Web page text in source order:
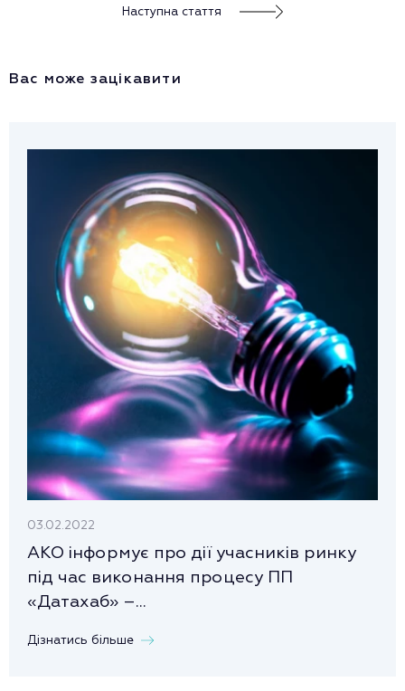
Наступна стаття
Вас може зацікавити
03.02.2022
АКО інформує про дії учасників ринку
під час виконання процесу ПП
«Датахаб» –...
Дізнатись більше